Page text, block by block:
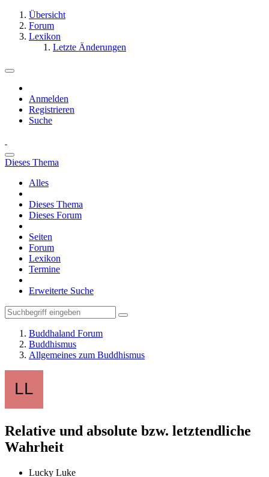
Übersicht
Forum
Lexikon
Letzte Änderungen
Anmelden
Registrieren
Suche
Dieses Thema
Alles
Dieses Thema
Dieses Forum
Seiten
Forum
Lexikon
Termine
Erweiterte Suche
Buddhaland Forum
Buddhismus
Allgemeines zum Buddhismus
Relative und absolute bzw. letztendliche
Wahrheit
Lucky Luke